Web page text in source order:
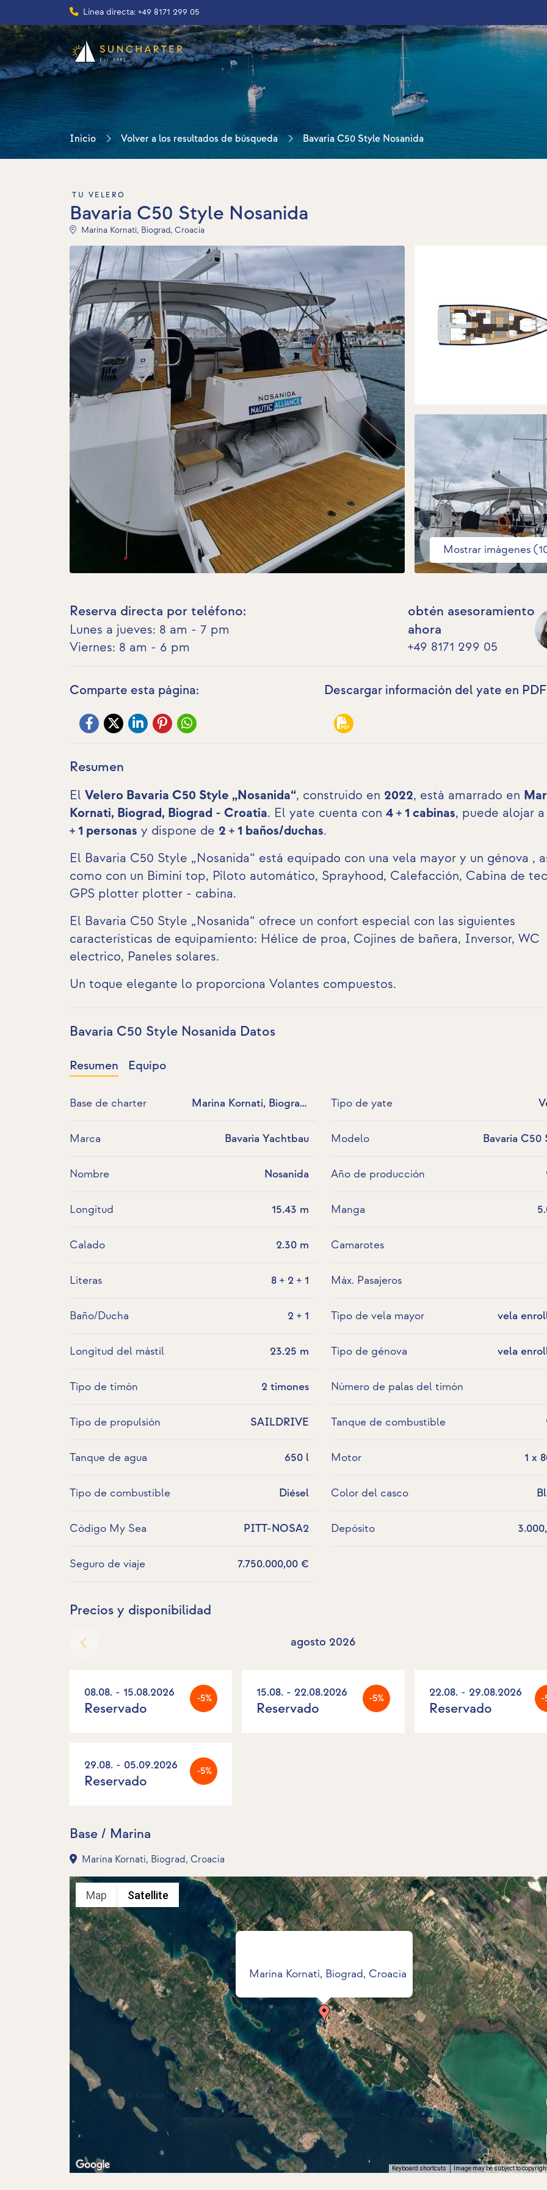
Línea directa: +49 8171 299 05
Inicio Volver a los resultados de búsqueda Bavaria C50 Style Nosanida
TU VELERO
Bavaria C50 Style Nosanida
Marina Kornati, Biograd, Croacia
Mostrar imágenes
Reserva directa por teléfono:
Lunes a jueves: 8 am - 7 pm
Viernes: 8 am - 6 pm
obtén asesoramiento
ahora
+49 8171 299 05
Comparte esta página: Descargar información del yate en
Resumen
El Velero Bavaria C50 Style „Nosanida“, construido en 2022, está amarrado en
Kornati, Biograd, Biograd - Croatia. El yate cuenta con 4 + 1 cabinas, puede alojar a
+ 1 personas y dispone de 2 + 1 baños/duchas.
El Bavaria C50 Style „Nosanida“ está equipado con una vela mayor y un génova ,
como con un Bimini top, Piloto automático, Sprayhood, Calefacción, Cabina de
GPS plotter plotter - cabina.
El Bavaria C50 Style „Nosanida“ ofrece un confort especial con las siguientes
características de equipamiento: Hélice de proa, Cojines de bañera, Inversor, WC
electrico, Paneles solares.
Un toque elegante lo proporciona Volantes compuestos.
Bavaria C50 Style Nosanida Datos
Resumen Equipo
Base de charter
Marina Kornati, Biograd,
Tipo de yate
Marca Bavaria Yachtbau Modelo Bavaria C50
Nombre Nosanida Año de producción
Longitud 15.43 m Manga
Calado 2.30 m Camarotes
Literas 8 + 2 + 1 Máx. Pasajeros
Baño/Ducha 2 + 1 Tipo de vela mayor vela
Longitud del mástil 23.25 m Tipo de génova vela
Tipo de timón 2 timones Número de palas del timón
Tipo de propulsión SAILDRIVE Tanque de combustible
Tanque de agua 650 l Motor 1 x
Tipo de combustible Diésel Color del casco
Código My Sea PITT-NOSA2 Depósito
Seguro de viaje 7.750.000,00 €
Precios y disponibilidad
agosto 2026
08.08. - 15.08.2026 -5%
Reservado
15.08. - 22.08.2026 -5%
Reservado
22.08. - 29.08.2026 -
Reservado
29.08. - 05.09.2026 -5%
Reservado
Base / Marina
Marina Kornati, Biograd, Croacia
Marina Kornati, Biograd, Croacia
Map Satellite
Keyboard shortcuts Image may be subject to